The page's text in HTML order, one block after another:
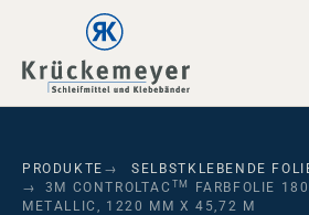
Skip to main navigation
Skip to main content
Skip to page footer
PRODUKTE
SELBSTKLEBENDE
3M CONTROLTAC TM
FARBFOLIE
METALLIC, 1220 MM X 45,72 M